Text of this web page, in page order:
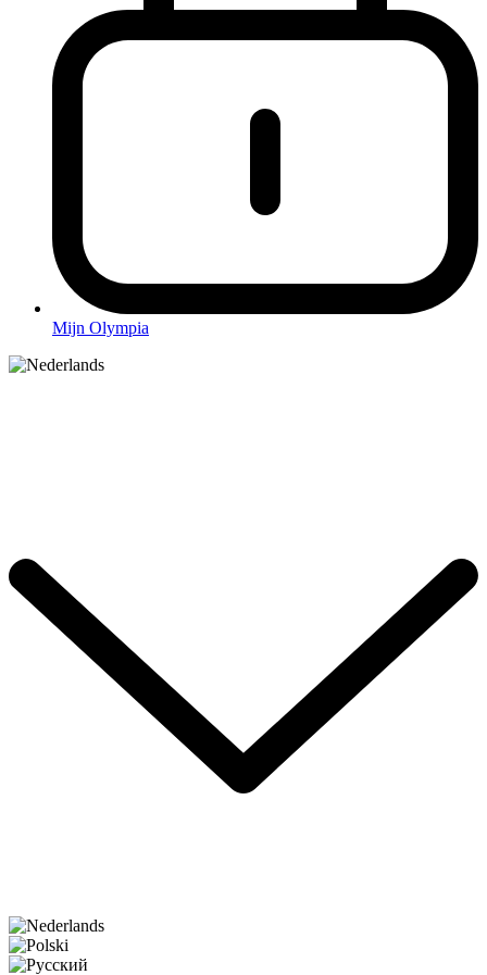
Mijn Olympia